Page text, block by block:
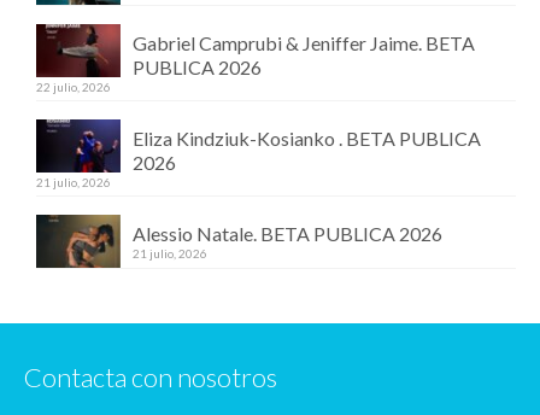
Gabriel Camprubi & Jeniffer Jaime. BETA
PUBLICA 2026
22 julio, 2026
Eliza Kindziuk-Kosianko . BETA PUBLICA
2026
21 julio, 2026
Alessio Natale. BETA PUBLICA 2026
21 julio, 2026
Contacta con nosotros